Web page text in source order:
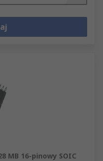
MB 16-pinowy SOIC